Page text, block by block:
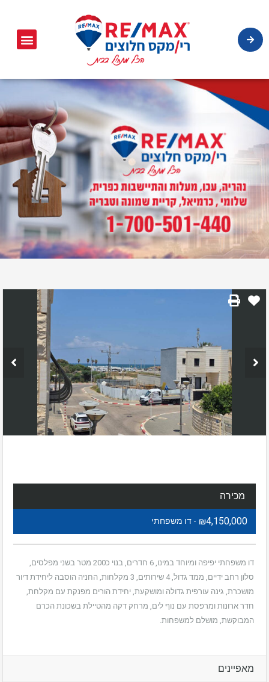
מכירה
₪4,150,000 - דו משפחתי
דו משפחתי יפיפה ומיוחד במינו, 6 חדרים, בנוי כ200 מטר בשני מפלסים,
סלון רחב ידיים, ממד גדול, 4 שירותים, 3 מקלחות, החניה הוסבה ליחידת דיור
מושכרת, גינה עורפית גדולה ומושקעת, יחידת הורים מפנקת עם מקלחת,
חדר ארונות ומרפסת עם נוף לים, מרחק דקה מהטיילת בשכונת הכרם
המבוקשת, מושלם למשפחות.
מאפיינים